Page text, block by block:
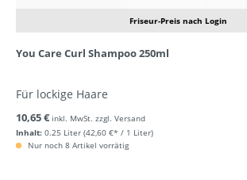
Friseur-Preis nach Login
You Care Curl Shampoo 250ml
Für lockige Haare
Inhalt: 0.25 Liter (42,60 €* / 1 Liter)
10,65 € inkl. MwSt. zzgl. Versand
Nur noch 8 Artikel vorrätig